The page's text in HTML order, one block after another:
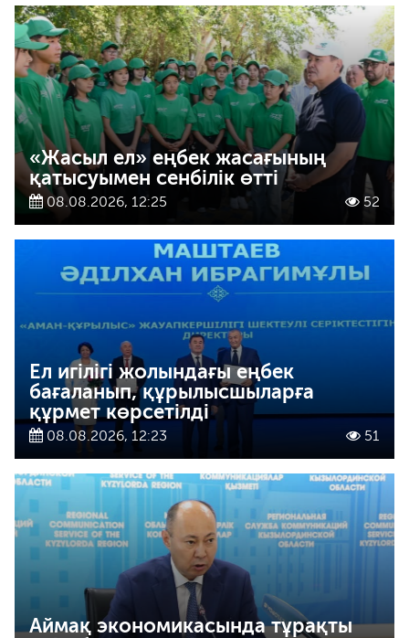
«Жасыл ел» еңбек жасағының
қатысуымен сенбілік өтті
08.08.2026, 12:25 52
Ел игілігі жолындағы еңбек
бағаланып, құрылысшыларға
құрмет көрсетілді
08.08.2026, 12:23 51
Аймақ экономикасында тұрақты